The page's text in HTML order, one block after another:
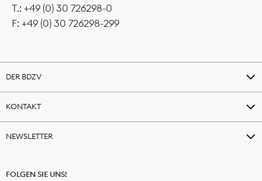
T.: +49 (0) 30 726298-0
F: +49 (0) 30 726298-299
DER BDZV
KONTAKT
NEWSLETTER
FOLGEN SIE UNS!